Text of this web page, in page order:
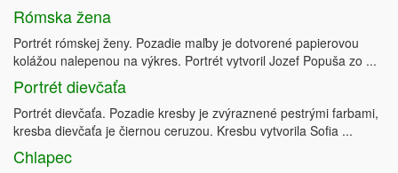
Rómska žena
Portrét rómskej ženy. Pozadie maľby je dotvorené papierovou
kolážou nalepenou na výkres. Portrét vytvoril Jozef Popuša zo ...
Portrét dievčaťa
Portrét dievčaťa. Pozadie kresby je zvýraznené pestrými farbami,
kresba dievčaťa je čiernou ceruzou. Kresbu vytvorila Sofia ...
Chlapec